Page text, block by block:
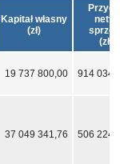
Kapitał własny
(zł)
netto
(zł)
19 737 800,00 914 034
37 049 341,76 506 224